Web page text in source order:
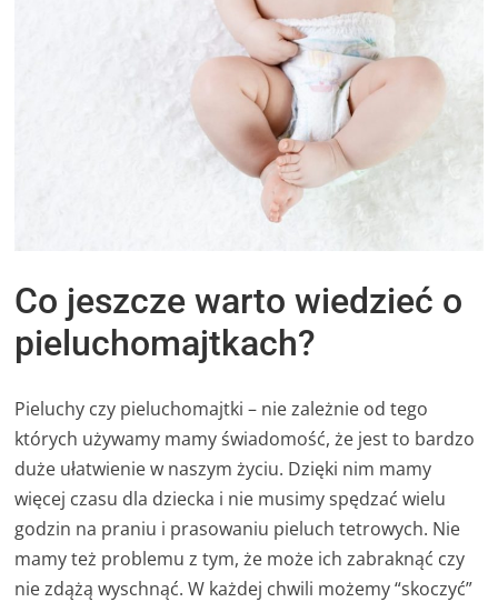
Co jeszcze warto wiedzieć o
pieluchomajtkach?
Pieluchy czy pieluchomajtki – nie zależnie od tego
których używamy mamy świadomość, że jest to bardzo
duże ułatwienie w naszym życiu. Dzięki nim mamy
więcej czasu dla dziecka i nie musimy spędzać wielu
godzin na praniu i prasowaniu pieluch tetrowych. Nie
mamy też problemu z tym, że może ich zabraknąć czy
nie zdążą wyschnąć. W każdej chwili możemy “skoczyć”